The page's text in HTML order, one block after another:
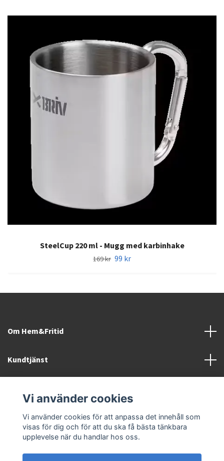
SteelCup 220 ml - Mugg med karbinhake
169 kr 99 kr
Om Hem&Fritid
Kundtjänst
Sociala medier
Vi använder cookies
Vi använder cookies för att anpassa det innehåll som
visas för dig och för att du ska få bästa tänkbara
upplevelse när du handlar hos oss.